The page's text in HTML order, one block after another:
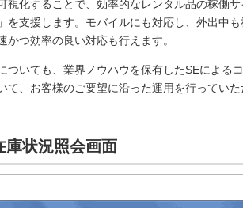
視化することで、効率的なレンタル品の稼働
を支援します。モバイルにも対応し、外出中
かつ効率の良い対応も行えます。
ついても、業界ノウハウを保有したSEによる
て、お客様のご要望に沿った運用を行ってい
庫状況照会画面